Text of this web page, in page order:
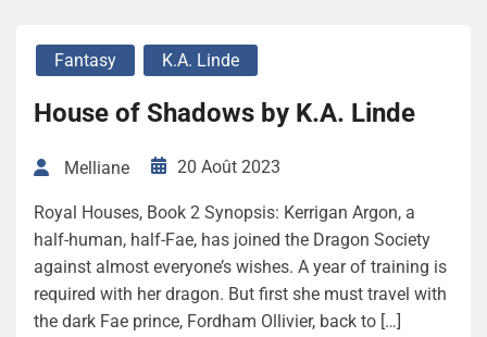
Fantasy K.A. Linde
House of Shadows by K.A. Linde
Melliane 20 Août 2023
Royal Houses, Book 2 Synopsis: Kerrigan Argon, a
half-human, half-Fae, has joined the Dragon Society
against almost everyone’s wishes. A year of training is
required with her dragon. But first she must travel with
the dark Fae prince, Fordham Ollivier, back to […]